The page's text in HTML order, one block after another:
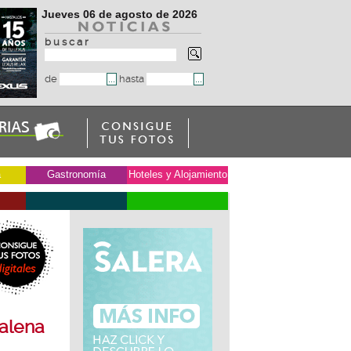
Jueves 06 de agosto de 2026
b u s c a r
de hasta
Gastronomía Hoteles y Alojamiento